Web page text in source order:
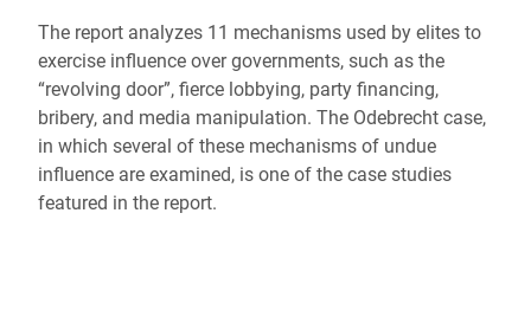
The report analyzes 11 mechanisms used by elites to
exercise influence over governments, such as the
“revolving door”, fierce lobbying, party financing,
bribery, and media manipulation. The Odebrecht case,
in which several of these mechanisms of undue
influence are examined, is one of the case studies
featured in the report.